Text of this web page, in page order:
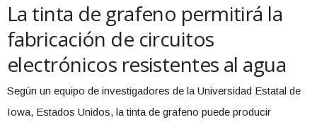
La tinta de grafeno permitirá la
fabricación de circuitos
electrónicos resistentes al agua
Según un equipo de investigadores de la Universidad Estatal de
Iowa, Estados Unidos, la tinta de grafeno puede producir